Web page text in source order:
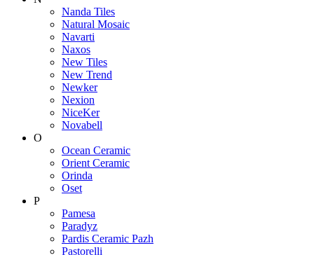
Nanda Tiles
Natural Mosaic
Navarti
Naxos
New Tiles
New Trend
Newker
Nexion
NiceKer
Novabell
O
Ocean Ceramic
Orient Ceramic
Orinda
Oset
P
Pamesa
Paradyz
Pardis Ceramic Pazh
Pastorelli